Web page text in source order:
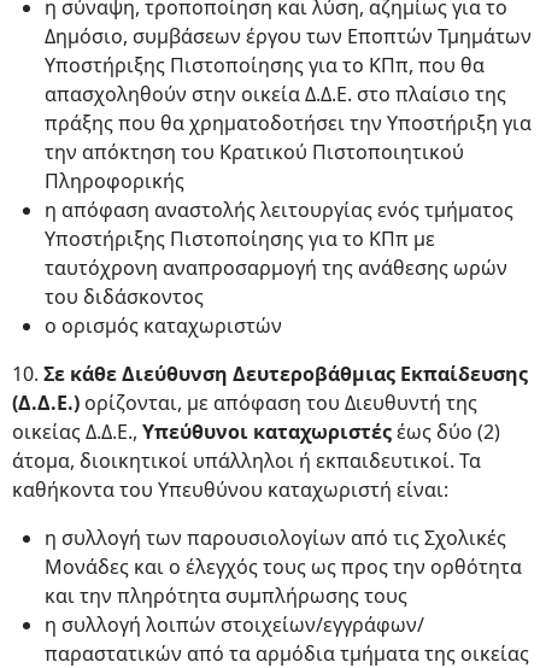
η σύναψη, τροποποίηση και λύση, αζημίως για το
Δημόσιο, συμβάσεων έργου των Εποπτών Τμημάτων
Υποστήριξης Πιστοποίησης για το ΚΠπ, που θα
απασχοληθούν στην οικεία Δ.Δ.Ε. στο πλαίσιο της
πράξης που θα χρηματοδοτήσει την Υποστήριξη για
την απόκτηση του Κρατικού Πιστοποιητικού
Πληροφορικής
η απόφαση αναστολής λειτουργίας ενός τμήματος
Υποστήριξης Πιστοποίησης για το ΚΠπ με
ταυτόχρονη αναπροσαρμογή της ανάθεσης ωρών
του διδάσκοντος
ο ορισμός καταχωριστών
10. Σε κάθε Διεύθυνση Δευτεροβάθμιας Εκπαίδευσης
(Δ.Δ.Ε.) ορίζονται, με απόφαση του Διευθυντή της
οικείας Δ.Δ.Ε., Υπεύθυνοι καταχωριστέςέως δύο (2)
άτομα, διοικητικοί υπάλληλοι ή εκπαιδευτικοί. Τα
καθήκοντα του Υπευθύνου καταχωριστή είναι:
η συλλογή των παρουσιολογίων από τις Σχολικές
Μονάδες και ο έλεγχός τους ως προς την ορθότητα
και την πληρότητα συμπλήρωσης τους
η συλλογή λοιπών στοιχείων/εγγράφων/
παραστατικών από τα αρμόδια τμήματα της οικείας